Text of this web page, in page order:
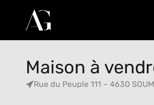
Maison à
Rue du Peuple 111 – 4630